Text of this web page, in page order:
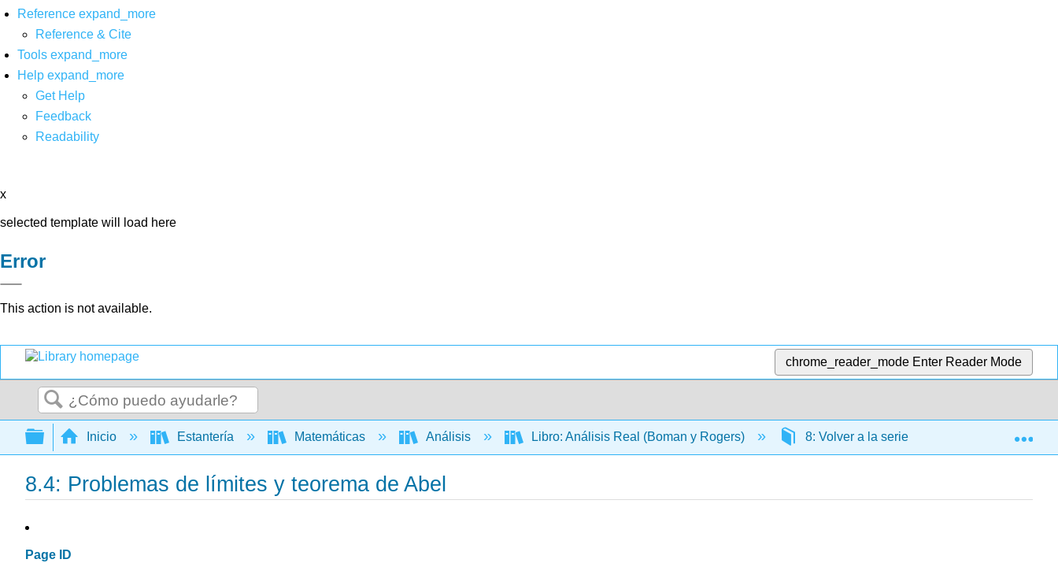
Reference expand_more
Reference & Cite
Tools expand_more
Help expand_more
Get Help
Feedback
Readability
x
selected template will load here
Error
This action is not available.
chrome_reader_mode Enter Reader Mode
Buscar
Expandir/contraer jerarquía global
Inicio Estantería Matemáticas Análisis Libro: Análisis Real (Boman y Rogers) 8: Volver a la serie Power 8.4:
8.4: Problemas de límites y teorema de Abel
Page ID